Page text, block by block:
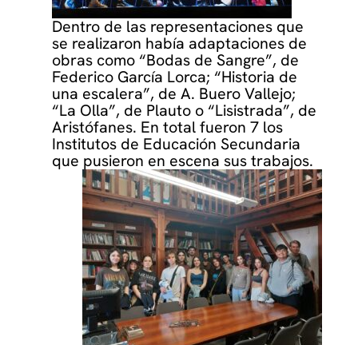
Dentro de las representaciones que
se realizaron había adaptaciones de
obras como “Bodas de Sangre”, de
Federico García Lorca; “Historia de
una escalera”, de A. Buero Vallejo;
“La Olla”, de Plauto o “Lisistrada”, de
Aristófanes. En total fueron 7 los
Institutos de Educación Secundaria
que pusieron en escena sus trabajos.